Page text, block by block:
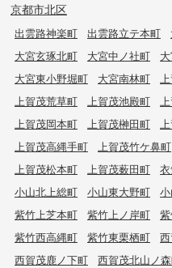
京都市北区
出雲路神楽町 出雲路立テ本町
大宮玄琢北町
大宮中ノ社町
大宮東小野堀町
大宮南林町
上賀茂荒草町
上賀茂池殿町
上賀茂岡本町
上賀茂榊田町
上賀茂高縄手町
上賀茂竹ケ鼻町
上賀茂松本町
上賀茂薮田町
小山北上総町
小山東大野町
紫竹上芝本町
紫竹上ノ岸町
紫竹西高縄町
紫竹東栗栖町
西賀茂鹿ノ下町
西賀茂北山ノ